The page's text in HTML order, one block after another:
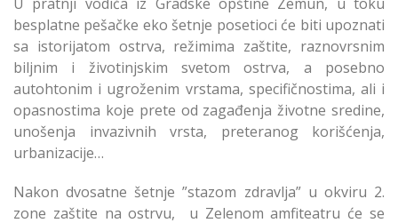
besplatne pešačke eko šetnje posetioci će biti upoznati
sa istorijatom ostrva, režimima zaštite, raznovrsnim
biljnim i životinjskim svetom ostrva, a posebno
autohtonim i ugroženim vrstama, specifičnostima, ali i
opasnostima koje prete od zagađenja životne sredine,
unošenja invazivnih vrsta, preteranog korišćenja,
urbanizacije…
Nakon dvosatne šetnje ”stazom zdravlja” u okviru 2.
zone zaštite na ostrvu, u Zelenom amfiteatru će se